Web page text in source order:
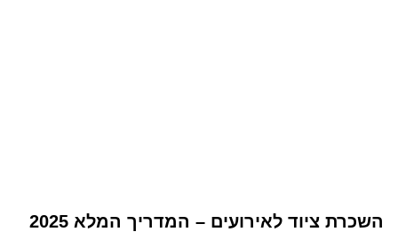
השכרת ציוד לאירועים – המדריך המלא 2025